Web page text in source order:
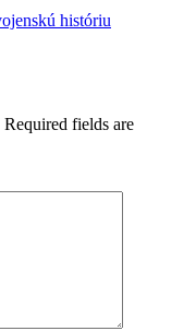
históriu
fields are